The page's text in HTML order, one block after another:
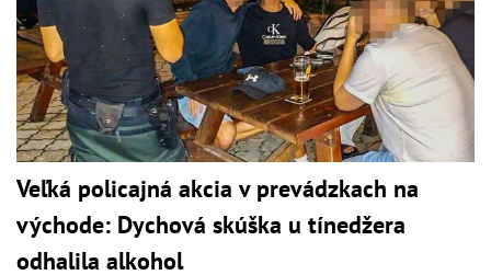
Veľká policajná akcia v prevádzkach na
východe: Dychová skúška u tínedžera
odhalila alkohol